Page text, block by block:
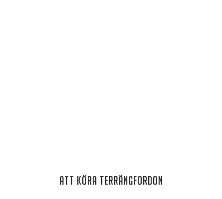
Att köra terrängfordon